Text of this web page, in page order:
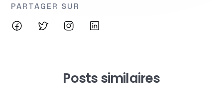
PARTAGER SUR
Posts similaires